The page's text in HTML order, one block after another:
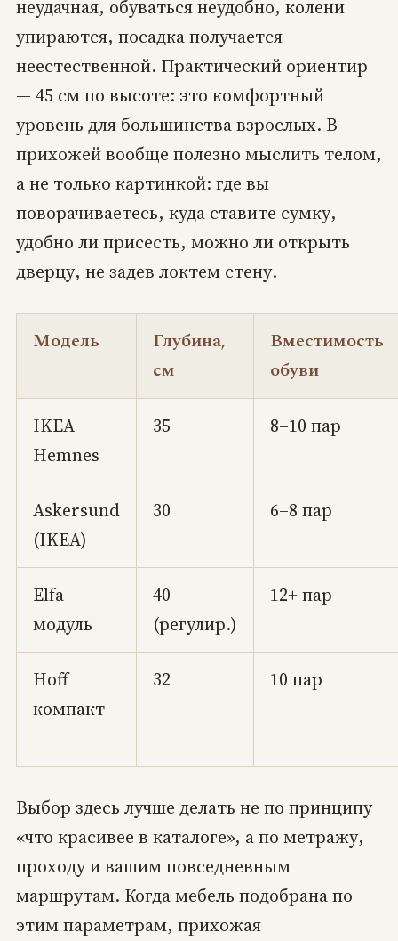
неудачная, обуваться неудобно, колени
упираются, посадка получается
неестественной. Практический ориентир
— 45 см по высоте: это комфортный
уровень для большинства взрослых. В
прихожей вообще полезно мыслить телом,
а не только картинкой: где вы
поворачиваетесь, куда ставите сумку,
удобно ли присесть, можно ли открыть
дверцу, не задев локтем стену.
Модель
Глубина,
см
Вместимость
обуви
IKEA
Hemnes
35 8–10 пар
Askersund
(IKEA)
30 6–8 пар
Elfa
модуль
40
(регулир.)
12+ пар
Hoff
компакт
32 10 пар
Выбор здесь лучше делать не по принципу
«что красивее в каталоге», а по метражу,
проходу и вашим повседневным
маршрутам. Когда мебель подобрана по
этим параметрам, прихожая